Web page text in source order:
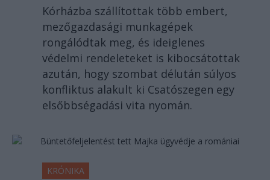
Kórházba szállítottak több embert,
mezőgazdasági munkagépek
rongálódtak meg, és ideiglenes
védelmi rendeleteket is kibocsátottak
azután, hogy szombat délután súlyos
konfliktus alakult ki Csatószegen egy
elsőbbségadási vita nyomán.
KRÓNIKA